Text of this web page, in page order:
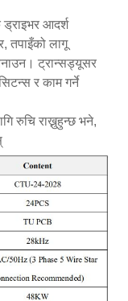
आदर्श
तपाइँको लागू
ट्रान्सड्यूसर
र काम गर्ने
रुचि राख्नुहुन्छ भने,